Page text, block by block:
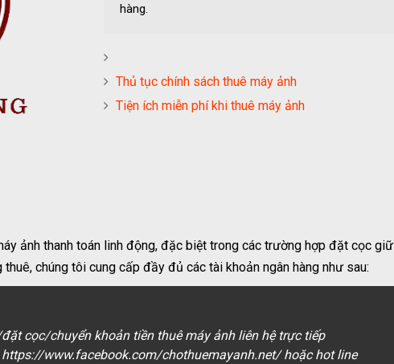
hàng.
Thủ tục chính sách thuê máy ảnh
Tiện ích miễn phí khi thuê máy ảnh
ảnh thanh toán linh động, đặc biệt trong các trường hợp đặt cọc giữ
chúng tôi cung cấp đầy đủ các tài khoản ngân hàng như sau:
cọc/chuyển khoản tiềnthuê máy ảnhliên hệ trực tiếp
https://www.facebook.com/chothuemayanh.net/ hoặc hot line